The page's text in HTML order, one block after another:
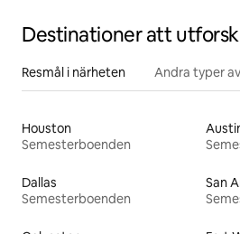
Destinationer att
Resmål i närheten Andra typer
Houston
Semesterboenden
Dallas
Semesterboenden
San